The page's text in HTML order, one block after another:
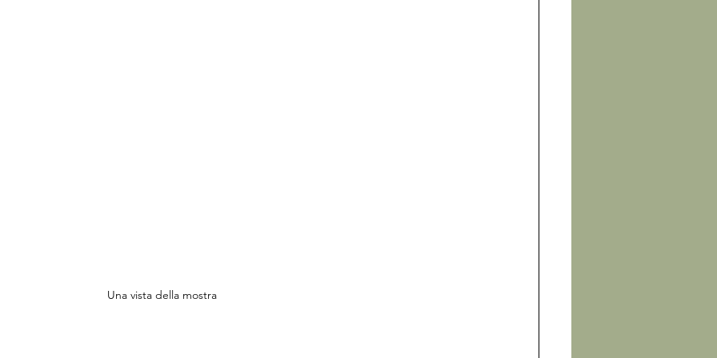
Una vista della mostra